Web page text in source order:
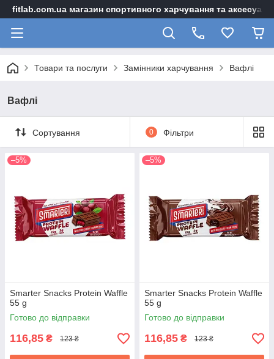
fitlab.com.ua магазин спортивного харчування та
Товари та послуги Замінники харчування Вафлі
Вафлі
Сортування 0 Фільтри
–5%
Smarter Snacks Protein Waffle
55 g
Готово до відправки
116,85 ₴ 123 ₴
–5%
Smarter Snacks Protein Waffle
55 g
Готово до відправки
116,85 ₴ 123 ₴